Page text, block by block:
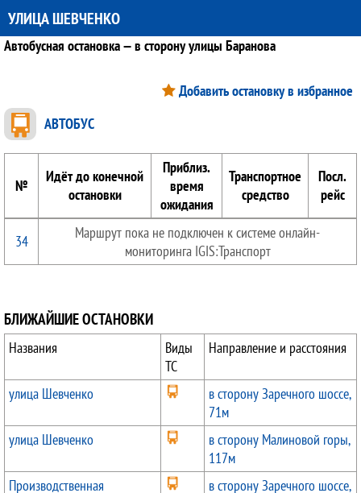
УЛИЦА ШЕВЧЕНКО
Автобусная остановка — в сторону улицы Баранова
Добавить остановку в избранное
АВТОБУС
№
Идёт до конечной
остановки
Приблиз.
время
ожидания
Транспортное
средство
Посл.
рейс
34
Маршрут пока не подключен к системе онлайн-
мониторинга IGIS:Транспорт
БЛИЖАЙШИЕ ОСТАНОВКИ
Названия
Виды
ТС
Направление и расстояния
улица Шевченко
в сторону Заречного шоссе,
71м
улица Шевченко
в сторону Малиновой горы,
117м
Производственная
в сторону Заречного шоссе,